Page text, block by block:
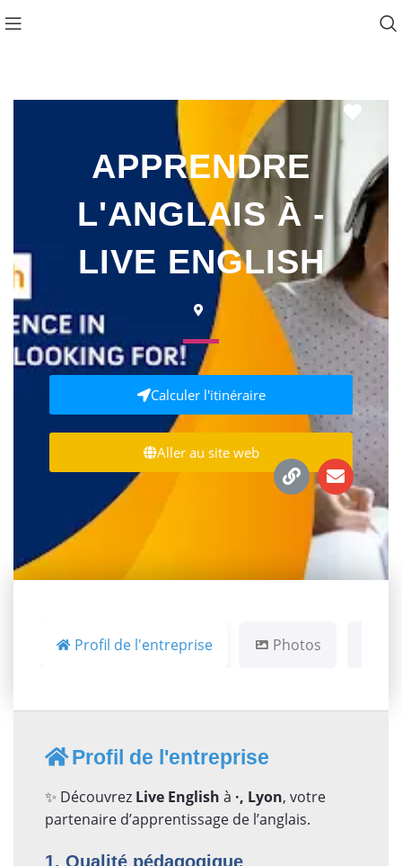
APPRENDRE
L'ANGLAIS À -
LIVE ENGLISH
Calculer l'itinéraire
Aller au site web
Profil de l'entreprise Photos
Profil de l'entreprise
✨ Découvrez Live English à ·, Lyon, votre
partenaire d’apprentissage de l’anglais.
1. Qualité pédagogique